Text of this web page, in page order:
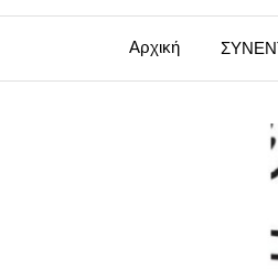
Αρχική